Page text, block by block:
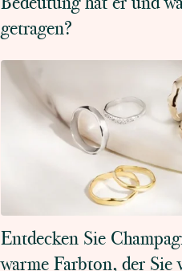
getragen?
Entdecken Sie
warme Farbton, der Sie